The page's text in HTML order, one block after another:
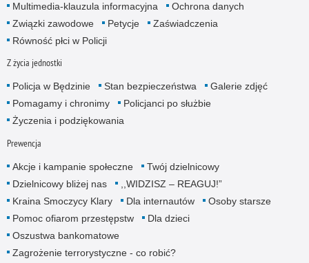
Multimedia-klauzula informacyjna
Ochrona danych
Związki zawodowe
Petycje
Zaświadczenia
Równość płci w Policji
Z życia jednostki
Policja w Będzinie Stan bezpieczeństwa
Galerie zdjęć
Pomagamy i chronimy
Policjanci po służbie
Życzenia i podziękowania
Prewencja
Akcje i kampanie społeczne
Twój dzielnicowy
Dzielnicowy bliżej nas
,,WIDZISZ – REAGUJ!”
Kraina Smoczycy Klary
Dla internautów
Osoby starsze
Pomoc ofiarom przestępstw
Dla dzieci
Oszustwa bankomatowe
Zagrożenie terrorystyczne - co robić?